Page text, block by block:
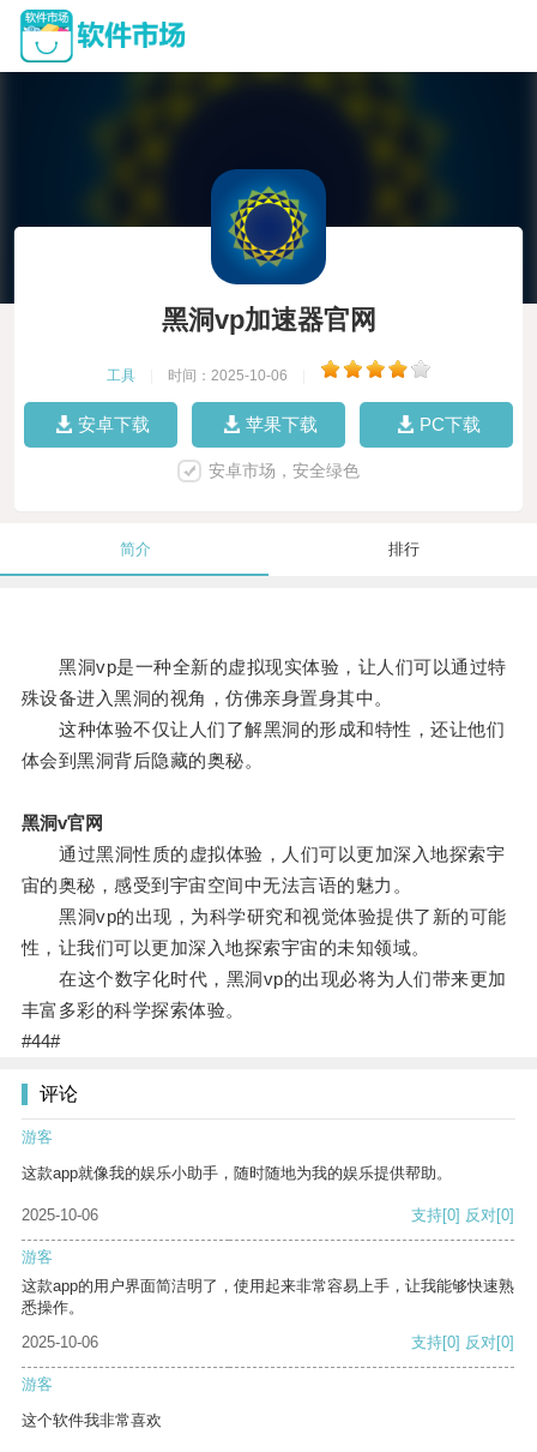
黑洞vp加速器官网
工具 时间：2025-10-06
安卓下载 苹果下载 PC下载
安卓市场，安全绿色
简介 排行
黑洞vp是一种全新的虚拟现实体验，让人们可以通过特
殊设备进入黑洞的视角，仿佛亲身置身其中。
这种体验不仅让人们了解黑洞的形成和特性，还让他们
体会到黑洞背后隐藏的奥秘。
黑洞v官网
通过黑洞性质的虚拟体验，人们可以更加深入地探索宇
宙的奥秘，感受到宇宙空间中无法言语的魅力。
黑洞vp的出现，为科学研究和视觉体验提供了新的可能
性，让我们可以更加深入地探索宇宙的未知领域。
在这个数字化时代，黑洞vp的出现必将为人们带来更加
丰富多彩的科学探索体验。
#44#
评论
游客
这款app就像我的娱乐小助手，随时随地为我的娱乐提供帮助。
2025-10-06 支持[0] 反对[0]
游客
这款app的用户界面简洁明了，使用起来非常容易上手，让我能够快速熟
悉操作。
2025-10-06
支持[0] 反对[0]
游客
这个软件我非常喜欢